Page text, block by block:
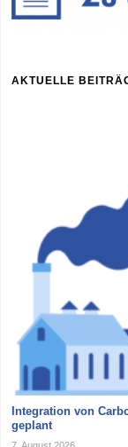
AKTUELLE
Integration von
geplant
7. August 2026